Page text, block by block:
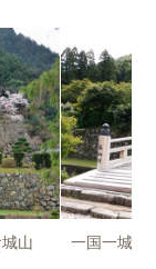
山
一国一城、